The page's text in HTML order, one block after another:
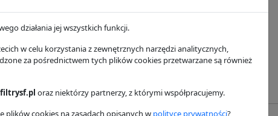
Filter
powietrza SAO56760
działania jej wszystkich funkcji.
w celu korzystania z zewnętrznych narzędzi analitycznych,
za pośrednictwem tych plików cookies przetwarzane są również
filtrysf.pl oraz niektórzy partnerzy, z którymi współpracujemy.
plików cookies na zasadach opisanych w polityce prywatności?